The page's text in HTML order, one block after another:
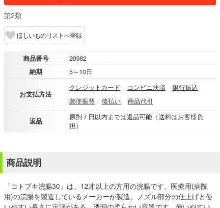
第2類
ほしいものリストへ登録
商品番号
20982
納期
5～10日
お支払方法
クレジットカード コンビニ決済
銀行振込
郵便振替
後払い 商品代引
返品
原則７日以内までは返品可能（送料はお客様負
担）
商品説明
「コトブキ浣腸30」は、12才以上の方用の浣腸です。医療用(病院
用)の浣腸を製造しているメーカーが製造。ノズル部分の仕上げと使